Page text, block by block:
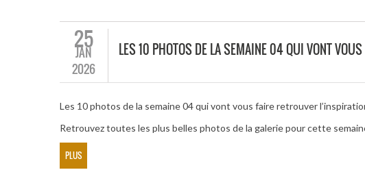
25
JAN
2026
LES 10 PHOTOS DE LA SEMAINE 04 QUI VONT VOUS
Les 10 photos de la semaine 04 qui vont vous faire retrouver
Retrouvez toutes les plus belles photos de la galerie pour cette
PLUS